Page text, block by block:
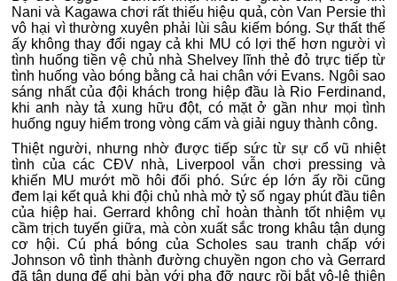
Nani và Kagawa chơi rất thiếu hiệu quả, còn Van Persie thì
vô hại vì thường xuyên phải lùi sâu kiếm bóng. Sự thất thế
ấy không thay đổi ngay cả khi MU có lợi thế hơn người vì
tình huống tiền vệ chủ nhà Shelvey lĩnh thẻ đỏ trực tiếp từ
tình huống vào bóng bằng cả hai chân với Evans. Ngôi sao
sáng nhất của đội khách trong hiệp đầu là Rio Ferdinand,
khi anh này tả xung hữu đột, có mặt ở gần như mọi tình
huống nguy hiểm trong vòng cấm và giải nguy thành công.
Thiệt người, nhưng nhờ được tiếp sức từ sự cổ vũ nhiệt
tình của các CĐV nhà, Liverpool vẫn chơi pressing và
khiến MU mướt mồ hôi đối phó. Sức ép lớn ấy rồi cũng
đem lại kết quả khi đội chủ nhà mở tỷ số ngay phút đầu tiên
của hiệp hai. Gerrard không chỉ hoàn thành tốt nhiệm vụ
cầm trịch tuyến giữa, mà còn xuất sắc trong khâu tận dụng
cơ hội. Cú phá bóng của Scholes sau tranh chấp với
Johnson vô tình thành đường chuyền ngon cho và Gerrard
đã tận dụng để ghi bàn với pha đỡ ngực rồi bắt vô-lê thiện